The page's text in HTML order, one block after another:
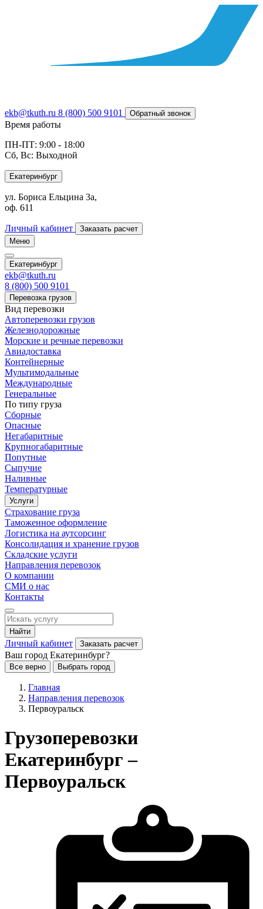
ekb@tkuth.ru 8 (800) 500 9101 Обратный звонок
Время работы
ПН-ПТ: 9:00 - 18:00
Сб, Вс: Выходной
Екатеринбург
ул. Бориса Ельцина 3а,
оф. 611
Личный кабинет
Заказать расчет
Меню
Екатеринбург
ekb@tkuth.ru
8 (800) 500 9101
Перевозка грузов
Вид перевозки
Автоперевозки грузов
Железнодорожные
Морские и речные перевозки
Авиадоставка
Контейнерные
Мультимодальные
Международные
Генеральные
По типу груза
Сборные
Опасные
Негабаритные
Крупногабаритные
Попутные
Сыпучие
Наливные
Температурные
Услуги
Страхование груза
Таможенное оформление
Логистика на аутсорсинг
Консолидация и хранение грузов
Складские услуги
Направления перевозок
О компании
СМИ о нас
Контакты
Найти
Личный кабинет Заказать расчет
Ваш город Екатеринбург?
Все верно Выбрать город
Главная
Направления перевозок
Первоуральск
Грузоперевозки
Екатеринбург –
Первоуральск